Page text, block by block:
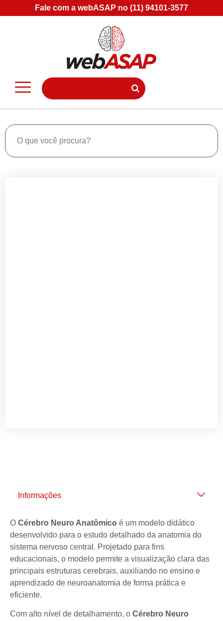
Fale com a webASAP no (11) 94101-3577
Informações
O Cérebro Neuro Anatômico é um modelo didático
desenvolvido para o estudo detalhado da anatomia do
sistema nervoso central. Projetado para fins
educacionais, o modelo permite a visualização clara das
principais estruturas cerebrais, auxiliando no ensino e
aprendizado de neuroanatomia de forma prática e
eficiente.
Com alto nível de detalhamento, o Cérebro Neuro